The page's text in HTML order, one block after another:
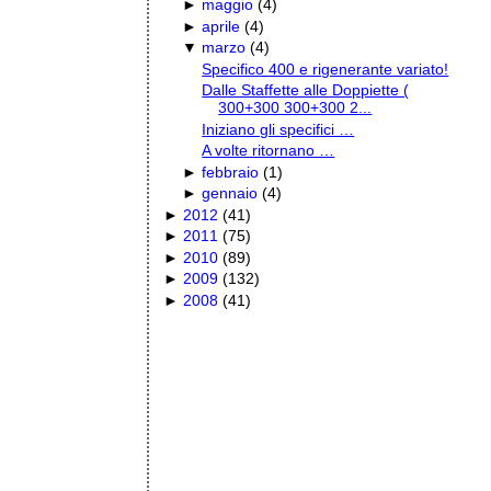
► maggio (4)
►aprile (4)
▼ marzo (4)
Specifico 400 e rigenerante variato!
Dalle Staffette alle Doppiette (
300+300 300+300 2...
Iniziano gli specifici …
A volte ritornano …
►febbraio (1)
►gennaio (4)
► 2012 (41)
►2011 (75)
► 2010 (89)
►2009 (132)
► 2008 (41)